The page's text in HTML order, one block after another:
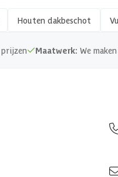
18 x
Houten dakbeschot
Maatwerk: We